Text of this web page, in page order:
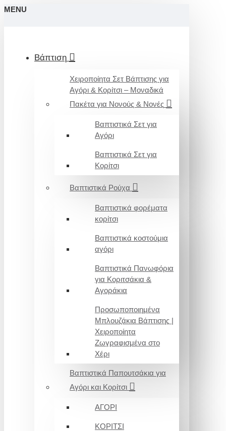
MENU
Βάπτιση
Χειροποίητα Σετ Βάπτισης για
Αγόρι & Κορίτσι – Μοναδικά
Πακέτα για Νονούς & Νονές
Βαπτιστικά Σετ για
Αγόρι
Βαπτιστικά Σετ για
Κορίτσι
Βαπτιστικά Ρούχα
Βαπτιστικά φορέματα
κορίτσι
Βαπτιστικά κοστούμια
αγόρι
Βαπτιστικά Πανωφόρια
για Κοριτσάκια &
Αγοράκια
Προσωποποιημένα
Μπλουζάκια Βάπτισης |
Χειροποίητα
Ζωγραφισμένα στο
Χέρι
Βαπτιστικά Παπουτσάκια για
Αγόρι και Κορίτσι
ΑΓΟΡΙ
ΚΟΡΙΤΣΙ